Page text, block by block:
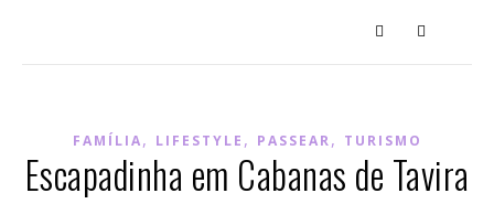
FAMÍLIA, LIFESTYLE , PASSEAR, TURISMO
Escapadinha em Cabanas de Tavira